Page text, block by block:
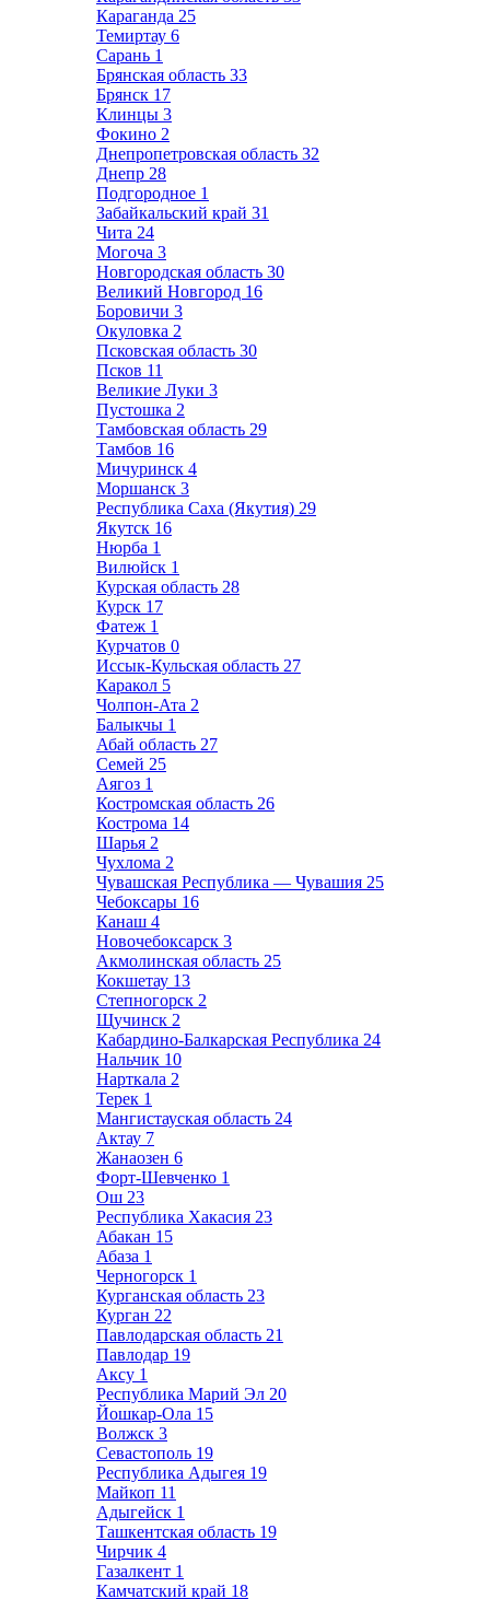
Караганда 25
Темиртау 6
Сарань 1
Брянская область 33
Брянск 17
Клинцы 3
Фокино 2
Днепропетровская область 32
Днепр 28
Подгородное 1
Забайкальский край 31
Чита 24
Могоча 3
Новгородская область 30
Великий Новгород 16
Боровичи 3
Окуловка 2
Псковская область 30
Псков 11
Великие Луки 3
Пустошка 2
Тамбовская область 29
Тамбов 16
Мичуринск 4
Моршанск 3
Республика Саха (Якутия) 29
Якутск 16
Нюрба 1
Вилюйск 1
Курская область 28
Курск 17
Фатеж 1
Курчатов 0
Иссык-Кульская область 27
Каракол 5
Чолпон-Ата 2
Балыкчы 1
Абай область 27
Семей 25
Аягоз 1
Костромская область 26
Кострома 14
Шарья 2
Чухлома 2
Чувашская Республика — Чувашия 25
Чебоксары 16
Канаш 4
Новочебоксарск 3
Акмолинская область 25
Кокшетау 13
Степногорск 2
Щучинск 2
Кабардино-Балкарская Республика 24
Нальчик 10
Нарткала 2
Терек 1
Мангистауская область 24
Актау 7
Жанаозен 6
Форт-Шевченко 1
Ош 23
Республика Хакасия 23
Абакан 15
Абаза 1
Черногорск 1
Курганская область 23
Курган 22
Павлодарская область 21
Павлодар 19
Аксу 1
Республика Марий Эл 20
Йошкар-Ола 15
Волжск 3
Севастополь 19
Республика Адыгея 19
Майкоп 11
Адыгейск 1
Ташкентская область 19
Чирчик 4
Газалкент 1
Камчатский край 18